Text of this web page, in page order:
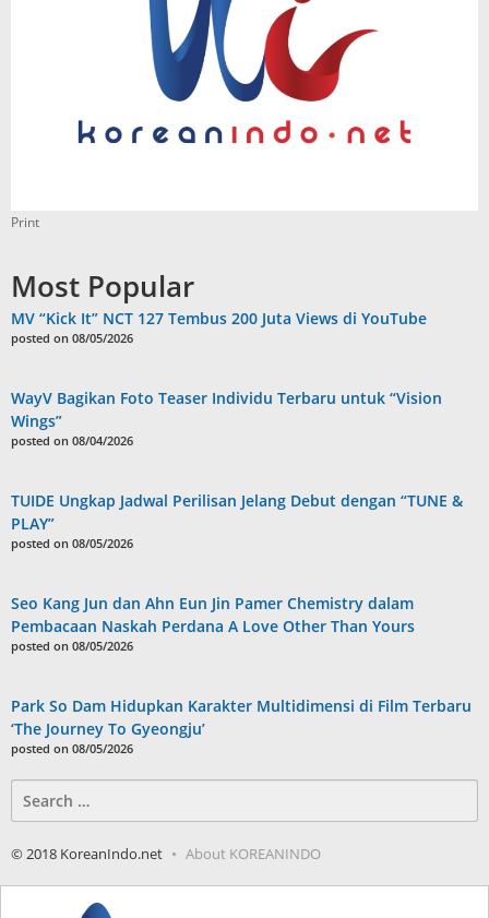
Print
Most Popular
MV “Kick It” NCT 127 Tembus 200 Juta Views di YouTube
posted on 08/05/2026
WayV Bagikan Foto Teaser Individu Terbaru untuk “Vision
Wings”
posted on 08/04/2026
TUIDE Ungkap Jadwal Perilisan Jelang Debut dengan “TUNE &
PLAY”
posted on 08/05/2026
Seo Kang Jun dan Ahn Eun Jin Pamer Chemistry dalam
Pembacaan Naskah Perdana A Love Other Than Yours
posted on 08/05/2026
Park So Dam Hidupkan Karakter Multidimensi di Film Terbaru
‘The Journey To Gyeongju’
posted on 08/05/2026
for:
© 2018 KoreanIndo.net About KOREANINDO